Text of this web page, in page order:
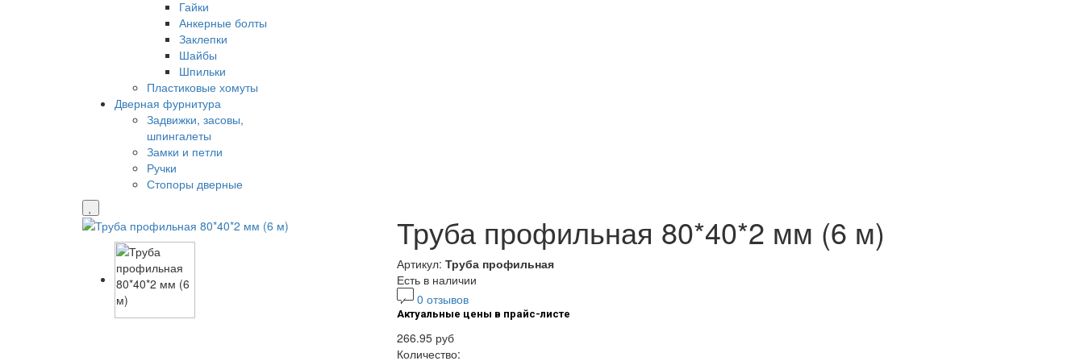
Гайки
Анкерные болты
Заклепки
Шайбы
Шпильки
Пластиковые хомуты
Дверная фурнитура
Задвижки, засовы,
шпингалеты
Замки и петли
Ручки
Стопоры дверные
Труба профильная 80*40*2 мм (6 м)
Артикул: Труба профильная
Есть в наличии
0 отзывов
Актуальные цены в прайс-листе
266.95 руб
Количество: